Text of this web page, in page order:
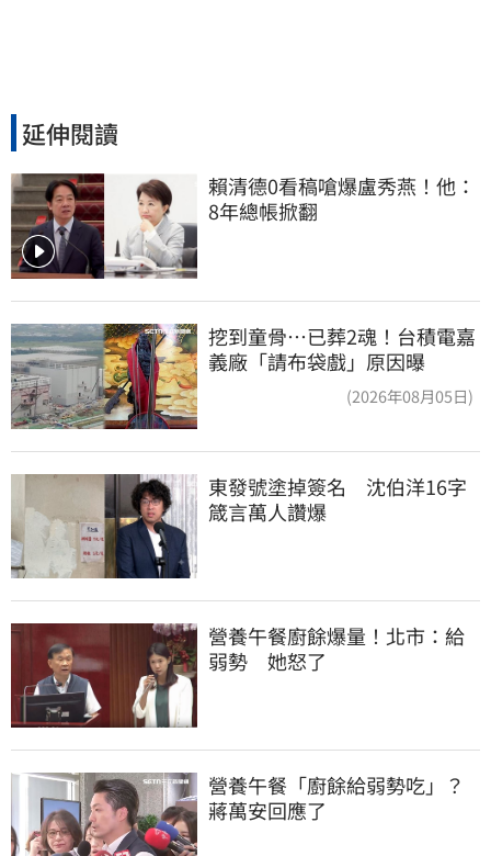
延伸閱讀
賴清德0看稿嗆爆盧秀燕！他：
8年總帳掀翻
挖到童骨…已葬2魂！台積電嘉
義廠「請布袋戲」原因曝
(2026年08月05日)
東發號塗掉簽名　沈伯洋16字
箴言萬人讚爆
營養午餐廚餘爆量！北市：給
弱勢　她怒了
營養午餐「廚餘給弱勢吃」？
蔣萬安回應了